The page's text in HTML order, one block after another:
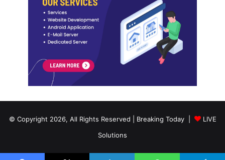
© Copyright 2026, All Rights Reserved | Breaking Today |
LIVE
Solutions